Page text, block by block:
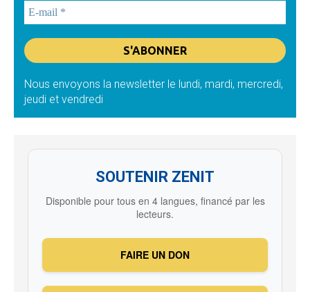
Nous envoyons la newsletter le lundi, mardi, mercredi,
jeudi et vendredi
SOUTENIR ZENIT
Disponible pour tous en 4 langues, financé par les
lecteurs.
FAIRE UN DON